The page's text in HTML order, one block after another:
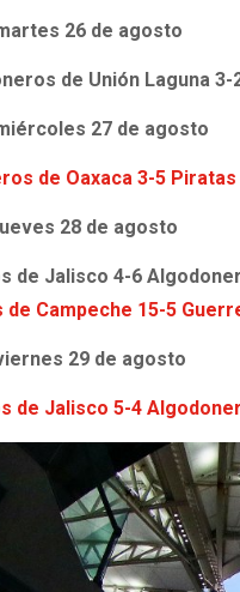
26 de agosto
de Unión Laguna
27 de agosto
de Oaxaca 3-5
28 de agosto
de Jalisco 4-6
de Campeche 15-5
29 de agosto
de Jalisco 5-4